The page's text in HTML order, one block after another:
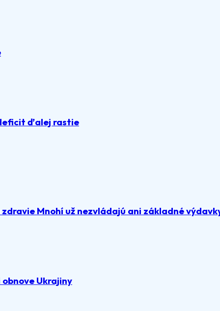
ďalej rastie
Mnohí už nezvládajú ani základné
Ukrajiny